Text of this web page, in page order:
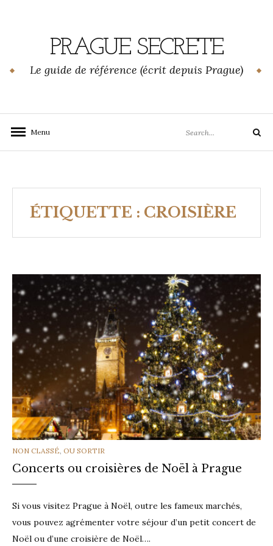
PRAGUE SECRETE
Le guide de référence (écrit depuis Prague)
Menu
for:
Search
ÉTIQUETTE : CROISIÈRE
CATEGORIES
NON CLASSÉ, OU SORTIR
Concerts ou croisières de Noël à Prague
Si vous visitez Prague à Noël, outre les fameux marchés,
vous pouvez agrémenter votre séjour d’un petit concert de
Noël ou d’une croisière de Noël….